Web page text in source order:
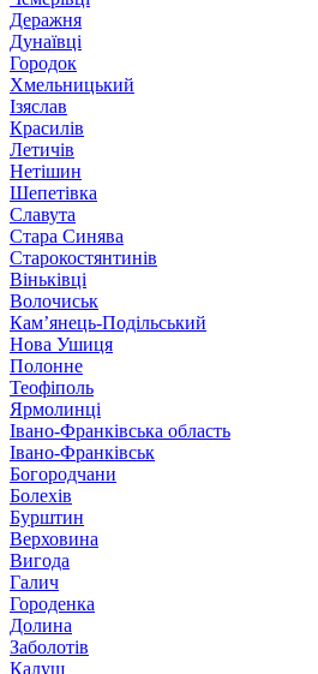
Деражня
Дунаївці
Городок
Хмельницький
Ізяслав
Красилів
Летичів
Нетішин
Шепетівка
Славута
Стара Синява
Старокостянтинів
Віньківці
Волочиськ
Кам’янець-Подільський
Нова Ушиця
Полонне
Теофіполь
Ярмолинці
Івано-Франківська область
Івано-Франківськ
Богородчани
Болехів
Бурштин
Верховина
Вигода
Галич
Городенка
Долина
Заболотів
Калуш